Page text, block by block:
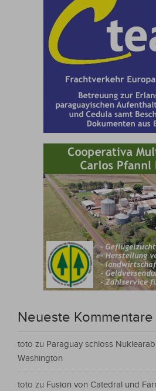
Neueste Kommentare
toto zu Paraguay schloss
Washington
toto zu Fusion von Catedral und